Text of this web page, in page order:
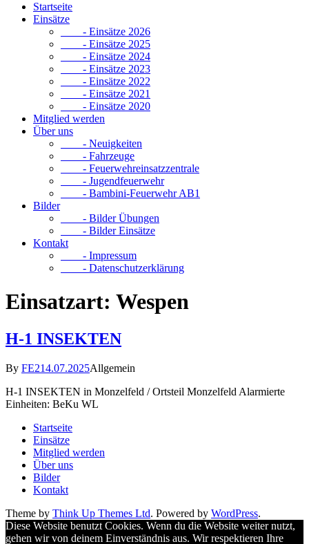
Startseite
Einsätze
- Einsätze 2026
- Einsätze 2025
- Einsätze 2024
- Einsätze 2023
- Einsätze 2022
- Einsätze 2021
- Einsätze 2020
Mitglied werden
Über uns
- Neuigkeiten
- Fahrzeuge
- Feuerwehreinsatzzentrale
- Jugendfeuerwehr
- Bambini-Feuerwehr AB1
Bilder
- Bilder Übungen
- Bilder Einsätze
Kontakt
- Impressum
- Datenschutzerklärung
Einsatzart: Wespen
H-1 INSEKTEN
By FE214.07.2025Allgemein
H-1 INSEKTEN in Monzelfeld / Ortsteil Monzelfeld Alarmierte
Einheiten: BeKu WL
Startseite
Einsätze
Mitglied werden
Über uns
Bilder
Kontakt
Theme by Think Up Themes Ltd. Powered by WordPress.
Diese Website benutzt Cookies. Wenn du die Website weiter nutzt,
gehen wir von deinem Einverständnis aus. Wir respektieren Ihre